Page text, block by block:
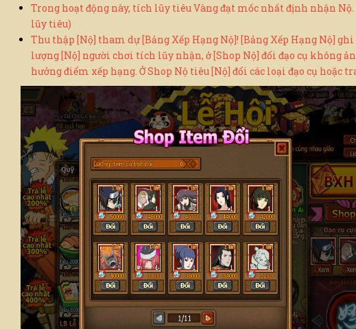
Trong hoạt động này, tích lũy tiêu Vàng đạt mốc nhất định nhận
lũy tiêu)
Thu thập [Nộ] tham dự [Bảng Xếp Hạng Nộ]! [Bảng Xếp Hạng Nộ]
lượng [Nộ] người chơi tích lũy nhận, ở [Shop Nộ] đổi đạo cụ không
hưởng điểm xếp hạng. Ở Shop Nộ tiêu [Nộ] đổi các loại đạo cụ hoặc
Chọn server để nhận code
Vui lòng chọn